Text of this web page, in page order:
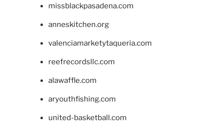
missblackpasadena.com
anneskitchen.org
valenciamarketytaqueria.com
reefrecordsllc.com
alawaffle.com
aryouthfishing.com
united-basketball.com